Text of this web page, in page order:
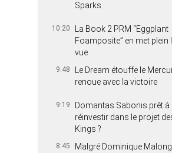
Sparks
10:20
La Book 2 PRM “Eggplant
Foamposite” en met plein
vue
9:48
Le Dream étouffe le
renoue avec la victoire
9:19
Domantas Sabonis prêt à
réinvestir dans le projet
Kings ?
8:45
Malgré Dominique